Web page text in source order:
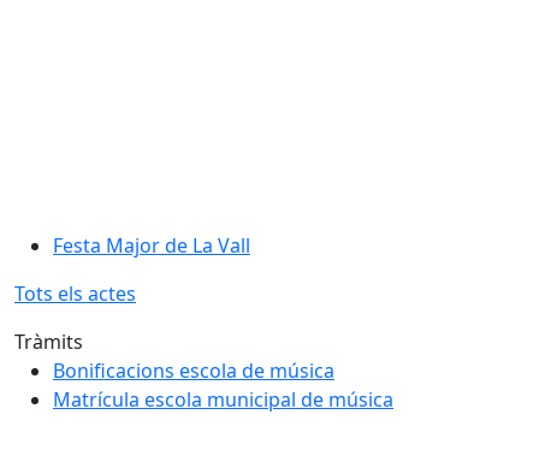
Festa Major de La Vall
Tots els actes
Tràmits
Bonificacions escola de música
Matrícula escola municipal de música